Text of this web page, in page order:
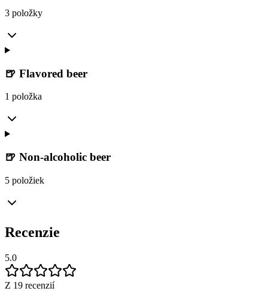
3 položky
🍺 Flavored beer
1 položka
🍺 Non-alcoholic beer
5 položiek
Recenzie
5.0
Z 19 recenzií